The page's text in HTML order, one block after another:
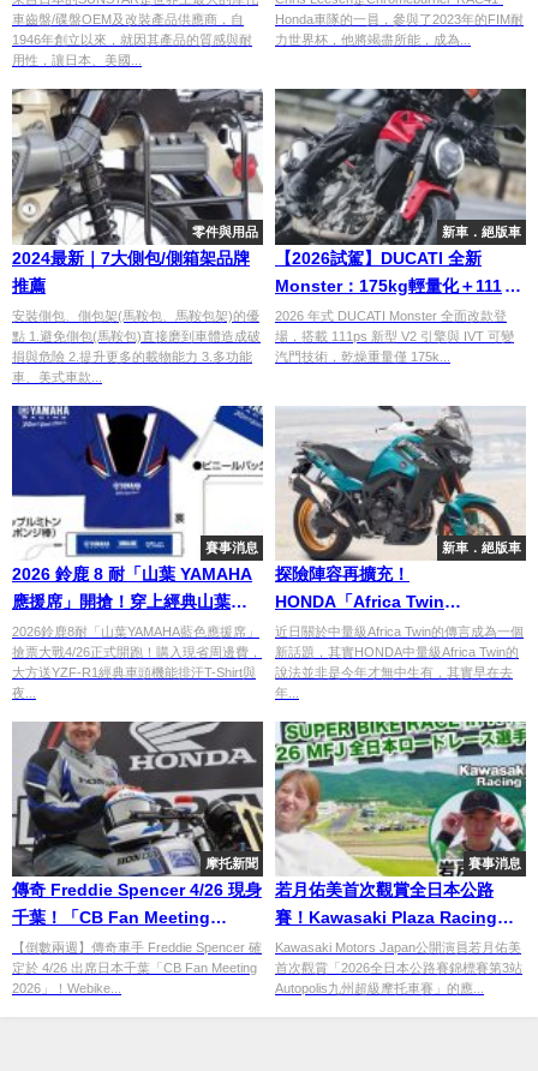
車齒盤/碟盤OEM及改裝產品供應商，自
1946年創立以來，就因其產品的質感與耐
用性，讓日本、美國...
Honda車隊的一員，參與了2023年的FIM耐
力世界杯，他將竭盡所能，成為...
零件與用品
2024最新｜7大側包/側箱架品牌
推薦
安裝側包、側包架(馬鞍包、馬鞍包架)的優
點 1.避免側包(馬鞍包)直接磨到車體造成破
損與危險 2.提升更多的載物能力 3.多功能
車、美式車款...
新車．絕版車
【2026試駕】DUCATI 全新
Monster：175kg輕量化＋111ps
V2引擎，新世代運動街車全面進
化
2026 年式 DUCATI Monster 全面改款登
場，搭載 111ps 新型 V2 引擎與 IVT 可變
汽門技術，乾燥重量僅 175k...
賽事消息
2026 鈴鹿 8 耐「山葉 YAMAHA
應援席」開搶！穿上經典山葉藍
T-Shirt 為 YZF-R1 熱血加油
2026鈴鹿8耐「山葉YAMAHA藍色應援席」
搶票大戰4/26正式開跑！購入現省周邊費，
大方送YZF-R1經典車頭機能排汗T-Shirt與
夜...
新車．絕版車
探險陣容再擴充！
HONDA「Africa Twin
CRF850L」問世？
近日關於中量級Africa Twin的傳言成為一個
新話題，其實HONDA中量級Africa Twin的
說法並非是今年才無中生有，其實早在去
年...
摩托新聞
傳奇 Freddie Spencer 4/26 現身
千葉！「CB Fan Meeting
2026」朝聖預告：直擊 CB400
SF E-Clutch 實車首展
【倒數兩週】傳奇車手 Freddie Spencer 確
定於 4/26 出席日本千葉「CB Fan Meeting
2026」！Webike...
賽事消息
若月佑美首次觀賞全日本公路
賽！Kawasaki Plaza Racing
Team應援×Autopolis現場實況
×Z1圖案長袖T恤同步發售
Kawasaki Motors Japan公開演員若月佑美
首次觀賞「2026全日本公路賽錦標賽第3站
Autopolis九州超級摩托車賽」的應...